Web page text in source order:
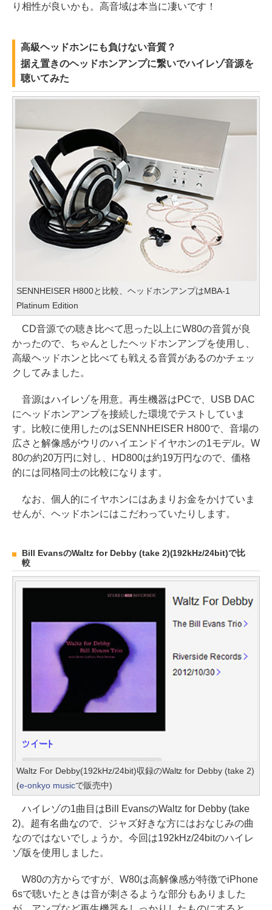
り相性が良いかも。高音域は本当に凄いです！
高級ヘッドホンにも負けない音質？
据え置きのヘッドホンアンプに繋いでハイレゾ音源を
聴いてみた
SENNHEISER H800と比較、ヘッドホンアンプはMBA-1
Platinum Edition
CD音源での聴き比べて思った以上にW80の音質が良
かったので、ちゃんとしたヘッドホンアンプを使用し、
高級ヘッドホンと比べても戦える音質があるのかチェッ
クしてみました。
音源はハイレゾを用意。再生機器はPCで、USB DAC
にヘッドホンアンプを接続した環境でテストしていま
す。比較に使用したのはSENNHEISER H800で、音場の
広さと解像感がウリのハイエンドイヤホンの1モデル。W
80の約20万円に対し、HD800は約19万円なので、価格
的には同格同士の比較になります。
なお、個人的にイヤホンにはあまりお金をかけていま
せんが、ヘッドホンにはこだわっていたりします。
Bill EvansのWaltz for Debby (take 2)(192kHz/24bit)で比
較
Waltz For Debby(192kHz/24bit)収録のWaltz for Debby (take 2)
(e-onkyo musicで販売中)
ハイレゾの1曲目はBill EvansのWaltz for Debby (take
2)。超有名曲なので、ジャズ好きな方にはおなじみの曲
なのではないでしょうか。今回は192kHz/24bitのハイレ
ゾ版を使用しました。
W80の方からですが、W80は高解像感が特徴でiPhone
6sで聴いたときは音が刺さるような部分もありました